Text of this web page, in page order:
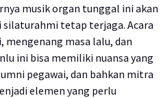
musik organ tunggal ini akan
silaturahmi tetap terjaga. Acara
masa lalu, dan
ini bisa memiliki nuansa yang
pegawai, dan bahkan mitra
elemen yang perlu